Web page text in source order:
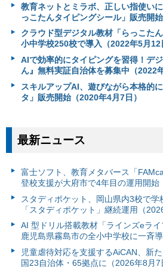
教育ネットとミラボ、正しい指使い
っこたんタイピングシール」販売開
クラウド型デジタル教材「らっこた
小中学校250校で導入（2022年5月12
AIで効率的にタイピングを習得！デ
ん』無料実証自治体を募集中（2022
スキルアップAI、遊びながら本格的
タ」販売開始（2020年4月7日）
最新ニュース
富⼠ソフト、教育メタバース「
登校支援が大府市で4年目の運用開始
スタディポケット、岡山県内3校で学
「スタディポケット」継続運用（
AI 型ドリル搭載教材「ラインズeライ
鹿児島県霧島市の全小中学校に一斉
児童虐待対応を支援するAiCAN、新
国23自治体・65拠点に（2026年8月7